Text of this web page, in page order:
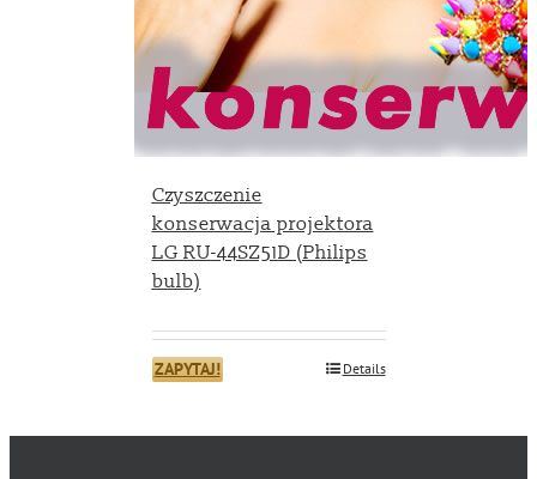
Czyszczenie
konserwacja projektora
LG RU-44SZ51D (Philips
bulb)
ZAPYTAJ! Details